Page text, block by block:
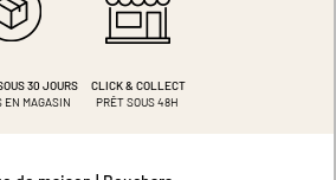
30 JOURS
EN MAGASIN
CLICK & COLLECT
PRÊT SOUS 48H